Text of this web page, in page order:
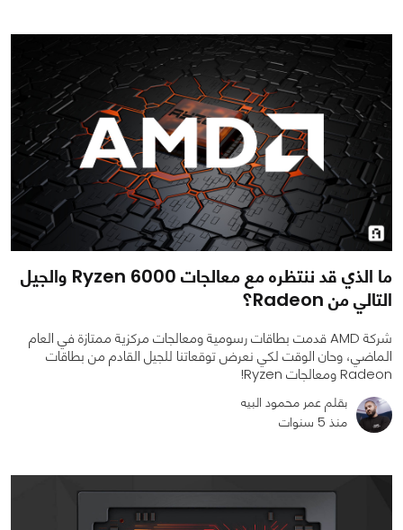
ما الذي قد ننتظره مع معالجات Ryzen 6000 والجيل
التالي من Radeon؟
شركة AMD قدمت بطاقات رسومية ومعالجات مركزية ممتازة في العام
الماضي، وحان الوقت لكي نعرض توقعاتنا للجيل القادم من بطاقات
Radeon ومعالجات Ryzen!
بقلم عمر محمود البيه
منذ 5 سنوات